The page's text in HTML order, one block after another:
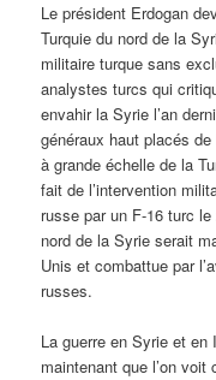
Le président Erdogan
Turquie du nord de la
militaire turque sans
analystes turcs qui
envahir la Syrie l’an
généraux haut placés
à grande échelle de la
fait de l’intervention
russe par un F-16 turc
nord de la Syrie serait
Unis et combattue par
russes.
La guerre en Syrie et en
maintenant que l’on